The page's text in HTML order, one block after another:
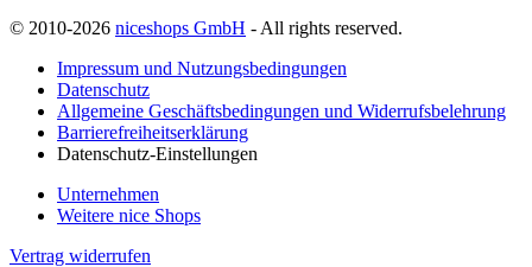
© 2010-2026 niceshops GmbH - All rights reserved.
Impressum und Nutzungsbedingungen
Datenschutz
Allgemeine Geschäftsbedingungen und Widerrufsbelehrung
Barrierefreiheitserklärung
Datenschutz-Einstellungen
Unternehmen
Weitere nice Shops
Vertrag widerrufen